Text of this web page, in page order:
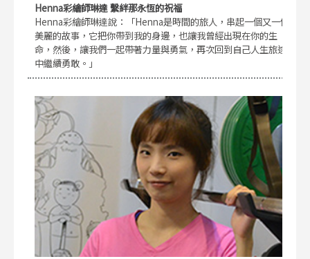
Henna彩繪師琳達 繫絆那永恆的祝福
Henna彩繪師琳達說：「Henna是時間的旅人，串起一個又一個
美麗的故事，它把你帶到我的身邊，也讓我曾經出現在你的生
命，然後，讓我們一起帶著力量與勇氣，再次回到自己人生旅途
中繼續勇敢。」